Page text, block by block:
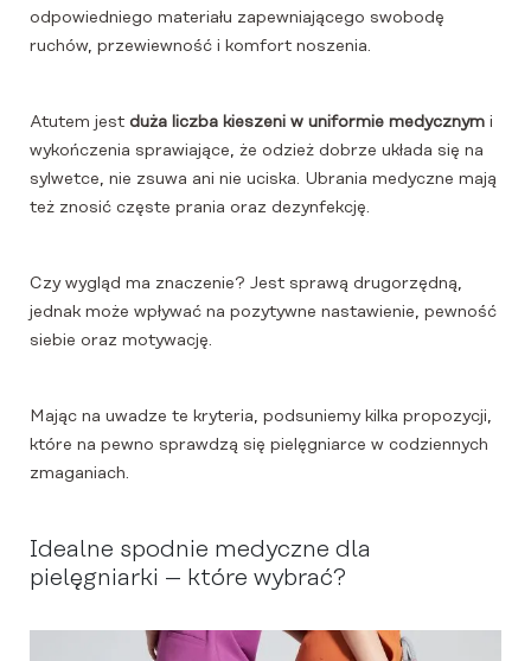
odpowiedniego materiału zapewniającego swobodę
ruchów, przewiewność i komfort noszenia.
Atutem jest duża liczba kieszeni w uniformie medycznym i
wykończenia sprawiające, że odzież dobrze układa się na
sylwetce, nie zsuwa ani nie uciska. Ubrania medyczne mają
też znosić częste prania oraz dezynfekcję.
Czy wygląd ma znaczenie? Jest sprawą drugorzędną,
jednak może wpływać na pozytywne nastawienie, pewność
siebie oraz motywację.
Mając na uwadze te kryteria, podsuniemy kilka propozycji,
które na pewno sprawdzą się pielęgniarce w codziennych
zmaganiach.
Idealne spodnie medyczne dla
pielęgniarki – które wybrać?